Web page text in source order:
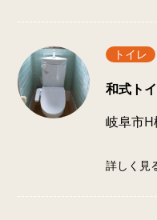
トイレ
和式ト
岐阜市H
詳しく見